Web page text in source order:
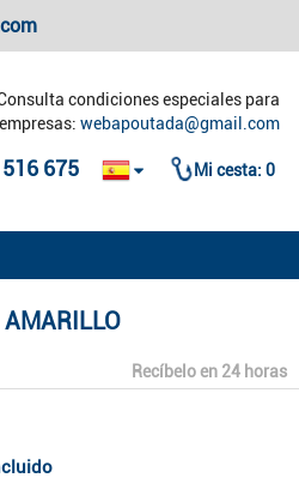
condiciones especiales para
empresas: webapoutada@gmail.com
675 Mi cesta: 0
AMARILLO
Recíbelo en 24 horas